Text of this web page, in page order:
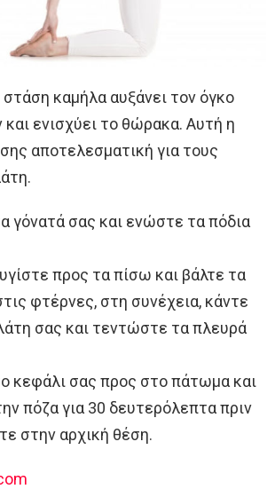
καμήλα αυξάνει τον όγκο
ενισχύει το θώρακα. Αυτή η
αποτελεσματική για τους
γόνατά σας και ενώστε τα πόδια
προς τα πίσω και βάλτε τα
φτέρνες, στη συνέχεια, κάντε
σας και τεντώστε τα πλευρά
κεφάλι σας προς στο πάτωμα και
πόζα για 30 δευτερόλεπτα πριν
στην αρχική θέση.